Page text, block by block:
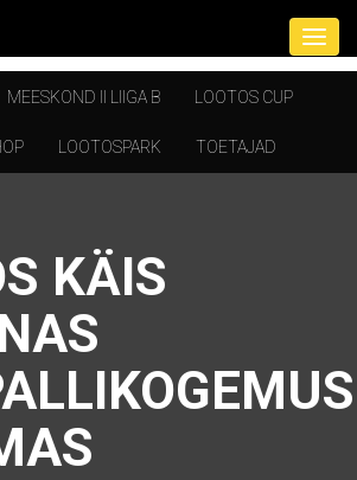
MEESKOND II LIIGA B LOOTOS CUP
LOOTOSPARK TOETAJAD
KÄIS